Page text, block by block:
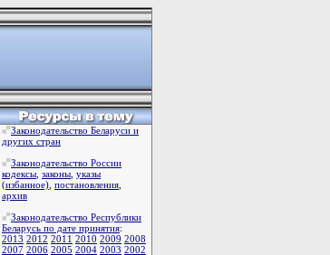
Законодательство Беларуси и
других стран
Законодательство России
кодексы законы указы
(избанное) постановления
архив
Законодательство Республики
Беларусь по дате принятия:
2013 2012 2011 2010 2009 2008
2007 2006 2005 2004 2003 2002